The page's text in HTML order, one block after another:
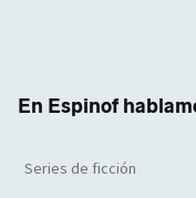
En Espinof
Series de ficción